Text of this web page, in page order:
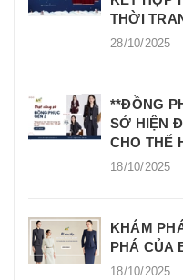
THỜI
28/10/2025
**ĐỒNG
SỞ HIỆN
CHO THẾ
18/10/2025
KHÁM
PHÁ CỦA
18/10/2025